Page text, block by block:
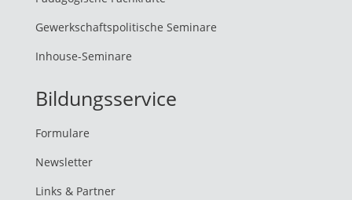
Gewerkschaftspolitische Seminare
Inhouse-Seminare
Bildungsservice
Formulare
Newsletter
Links & Partner